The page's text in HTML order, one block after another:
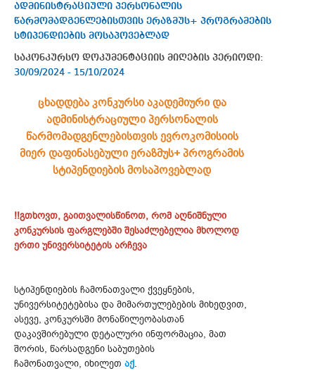
ადმინისტრაციული პერსონალის
წარმომადგენლებისთვის ერაზმუს+ პროგრამების
სტიპენდიების მოსაპოვებლად
საკონკურსო დოკუმენტაციის მიღების პერიოდი:
30/09/2024 - 15/10/2024
ცხადდება კონკურსი აკადემიური და
ადმინისტრაციული პერსონალის
წარმომადგენლებისთვისევროკომისიის
მიერ დაფინასებული ერაზმუს+ პროგრამის
სტიპენდიების მოსაპოვებლად
!!გთხოვთ, გაითვალისწინოთ, რომ აღნიშნული
კონკურსის ფარგლებში შესაძლებელია მხოლოდ
ერთი უნივერსიტეტის არჩევა
სტიპენდიების ჩამონათვალი ქვეყნების,
უნივერსიტეტებისა და მიმართულებების მიხედვით,
ასევე, კონკურსში მონაწილეობასთან
დაკავშირებული დეტალური ინფორმაცია, მათ
შორის, წარსადგენი საბუთების
ჩამონათვალი, იხილეთ აქ.